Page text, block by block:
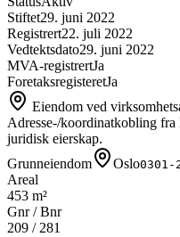
Stiftet29. juni 2022
Registrert22. juli 2022
Vedtektsdato29. juni 2022
MVA-registrertJa
ForetaksregisteretJa
Eiendom ved
Adresse-/koordinatkobling
juridisk eierskap.
Grunneiendom
Oslo0301-
Areal
453 m²
Gnr / Bnr
209 /281